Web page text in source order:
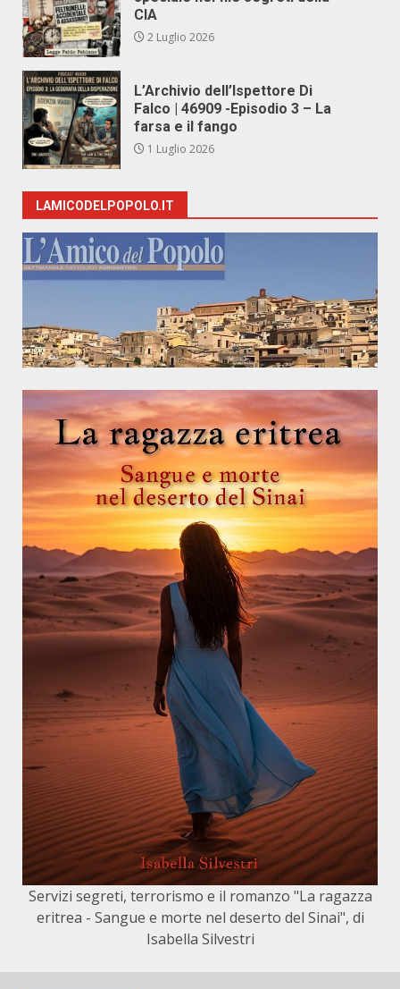
CIA
2 Luglio 2026
L’Archivio dell’Ispettore Di
Falco | 46909 -Episodio 3 – La
farsa e il fango
1 Luglio 2026
LAMICODELPOPOLO.IT
Servizi segreti, terrorismo e il romanzo "La ragazza
eritrea - Sangue e morte nel deserto del Sinai", di
Isabella Silvestri